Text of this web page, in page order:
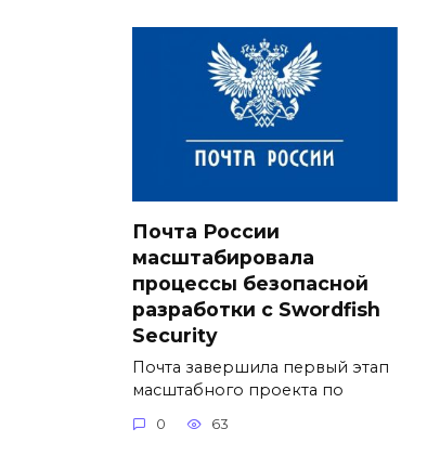
Почта России
масштабировала
процессы безопасной
разработки с Swordfish
Security
Почта завершила первый этап
масштабного проекта по
0 63